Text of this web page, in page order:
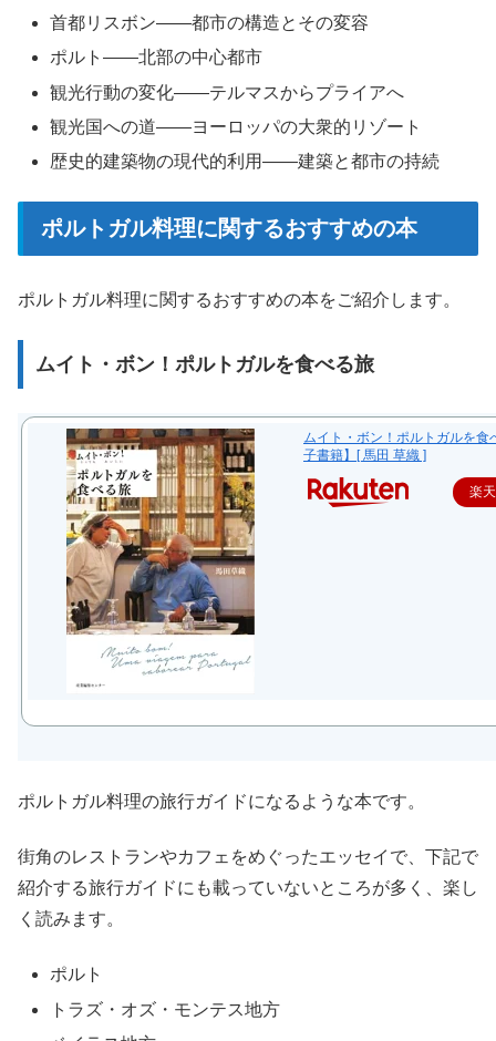
首都リスボン――都市の構造とその変容
ポルト――北部の中心都市
観光行動の変化――テルマスからプライアへ
観光国への道――ヨーロッパの大衆的リゾート
歴史的建築物の現代的利用――建築と都市の持続
ポルトガル料理に関するおすすめの本
ポルトガル料理に関するおすすめの本をご紹介します。
ムイト・ボン！ポルトガルを食べる旅
ムイト・ボン！ポルトガルを食
子書籍】[ 馬田 草織 ]
楽
ポルトガル料理の旅行ガイドになるような本です。
街角のレストランやカフェをめぐったエッセイで、下記で
紹介する旅行ガイドにも載っていないところが多く、楽し
く読みます。
ポルト
トラズ・オズ・モンテス地方